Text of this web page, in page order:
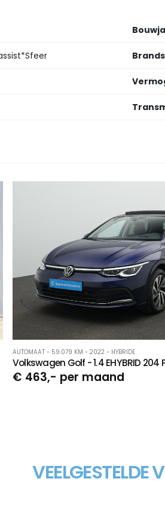
AUTOMAAT - 59.079 KM - 2022 - HYBRIDE
Volkswagen Golf - 1.4 EHYBRID 204
€ 463,- per maand
VEELGESTELDE